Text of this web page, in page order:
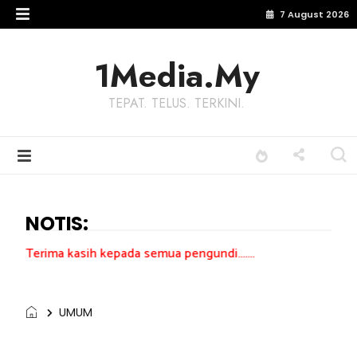
7 August 2026
1Media.My
TEPAT. TELUS. TERKINI.
NOTIS:
kepada semua pengundi.......
UMUM